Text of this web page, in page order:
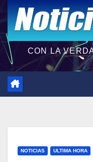
CON LA
NOTICIAS ULTIMA HORA